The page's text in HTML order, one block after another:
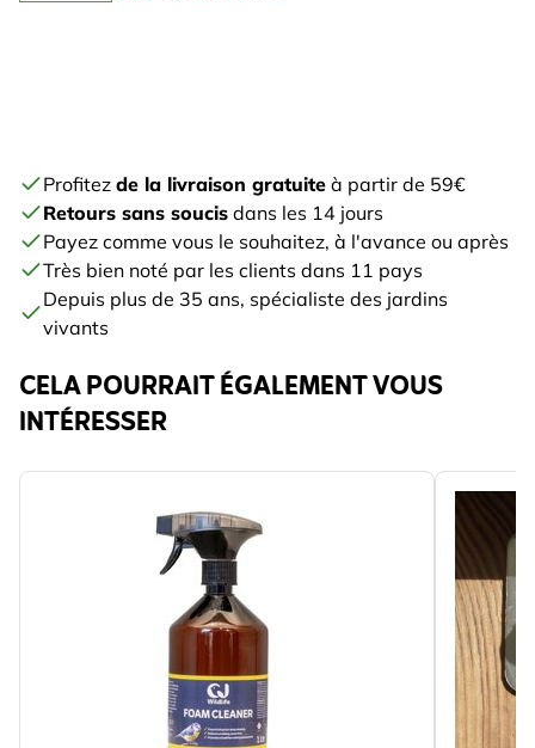
Profitez de la livraison gratuite à partir de 59€
Retours sans soucis dans les 14 jours
Payez comme vous le souhaitez, à l'avance ou après
Très bien noté par les clients dans 11 pays
Depuis plus de 35 ans, spécialiste des jardins
vivants
CELA POURRAIT ÉGALEMENT VOUS
INTÉRESSER